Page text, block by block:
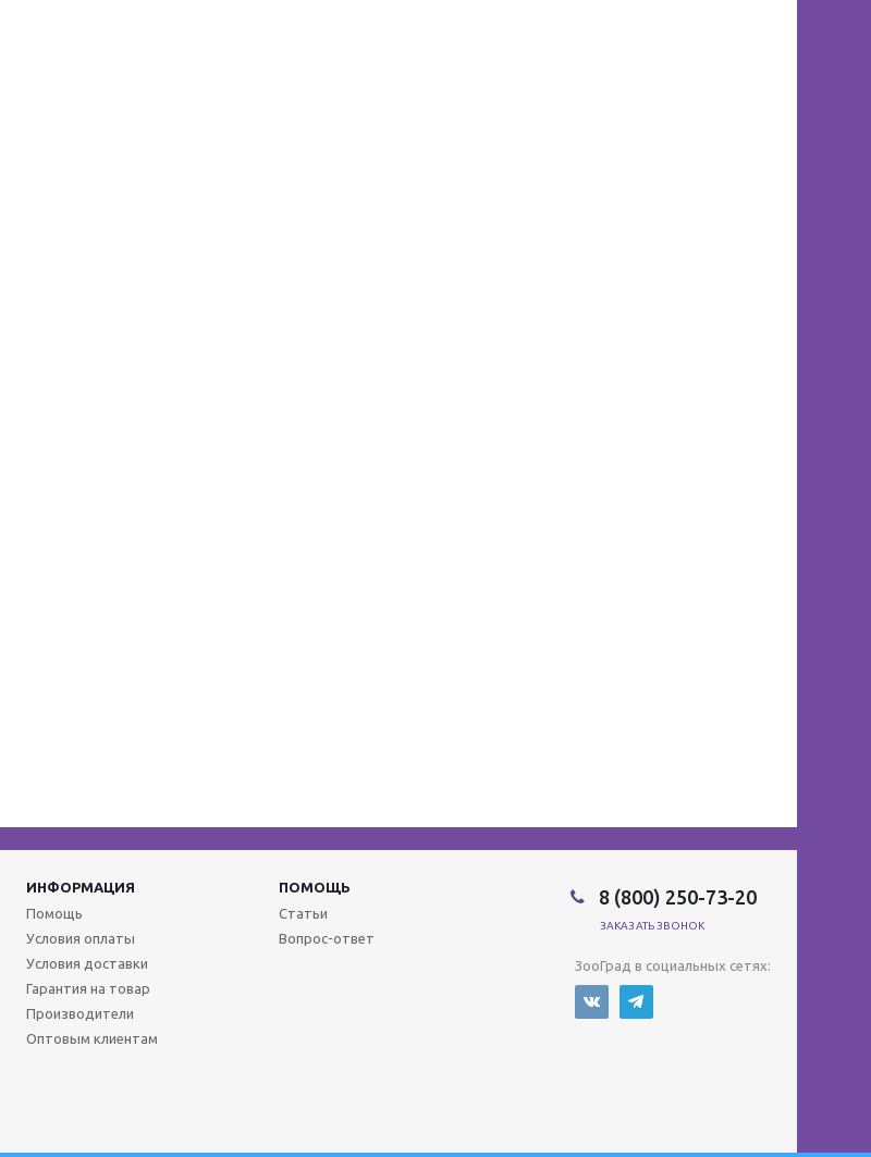
ИНФОРМАЦИЯ
ПОМОЩЬ
Помощь
Условия оплаты
Условия доставки
Гарантия на товар
Производители
Оптовым клиентам
Статьи
Вопрос-ответ
8 (800) 250-73-20
ЗАКАЗАТЬ ЗВОНОК
ЗооГрад в социальных сетях: